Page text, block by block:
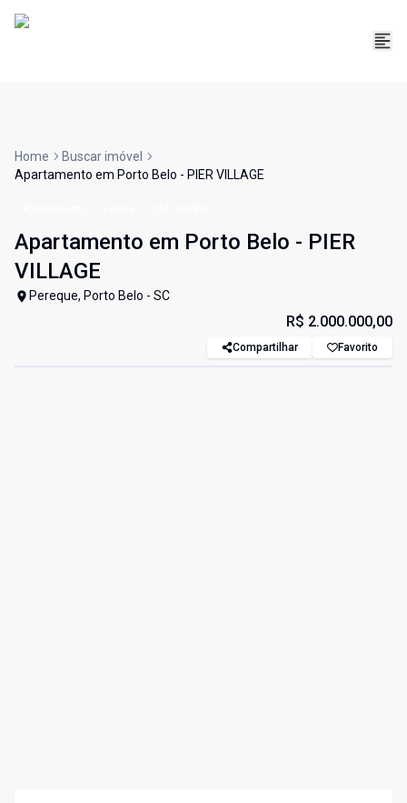
Home
Buscar imóvel
Apartamento em Porto Belo - PIER VILLAGE
Apartamento em Porto Belo - PIER
VILLAGE
Pereque, Porto Belo - SC
R$ 2.000.000,00
Compartilhar Favorito